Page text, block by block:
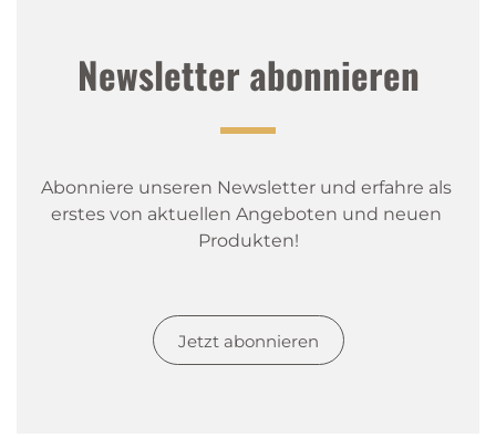
Newsletter abonnieren
Abonniere unseren Newsletter und erfahre als
erstes von aktuellen Angeboten und neuen
Produkten!
Jetzt abonnieren